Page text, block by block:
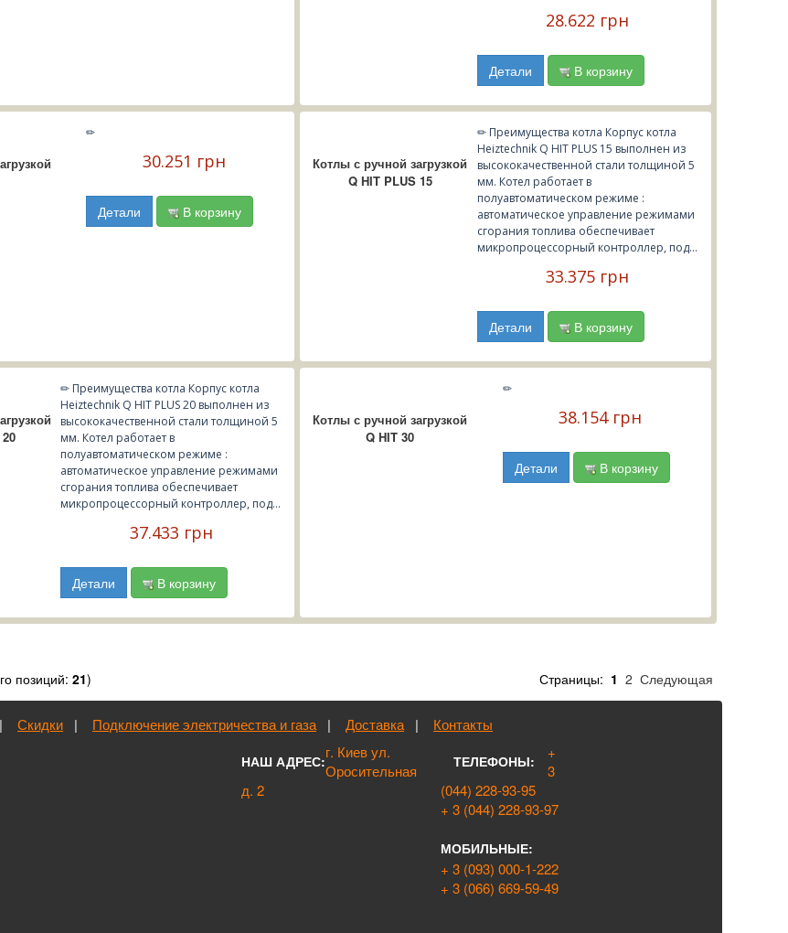
28.622 грн
Детали В корзину
✏
30.251 грн
Детали В корзину
Котлы с ручной загрузкой
Q HIT PLUS 15
✏ Преимущества котла Корпус котла
Heiztechnik Q HIT PLUS 15 выполнен из
высококачественной стали толщиной 5
мм. Котел работает в
полуавтоматическом режиме :
автоматическое управление режимами
сгорания топлива обеспечивает
микропроцессорный контроллер, под...
33.375 грн
Детали В корзину
✏ Преимущества котла Корпус котла
Heiztechnik Q HIT PLUS 20 выполнен из
высококачественной стали толщиной 5
мм. Котел работает в
полуавтоматическом режиме :
автоматическое управление режимами
сгорания топлива обеспечивает
микропроцессорный контроллер, под...
37.433 грн
Детали В корзину
Котлы с ручной загрузкой
Q HIT 30
✏
38.154 грн
Детали В корзину
Страницы: 1 2 Следующая
позиций: 21)
Скидки | Подключение электричества и газа | Доставка | Контакты
НАШ АДРЕС:г. Киев ул.
Оросительная
д. 2
ТЕЛЕФОНЫ:
+
3
(044) 228-93-95
+ 3 (044) 228-93-97
МОБИЛЬНЫЕ:
+ 3 (093) 000-1-222
+ 3 (066) 669-59-49